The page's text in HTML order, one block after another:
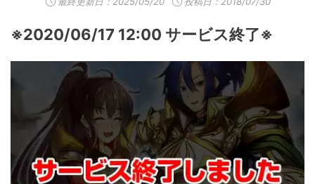
※2020/06/17 12:00 サービス終了※